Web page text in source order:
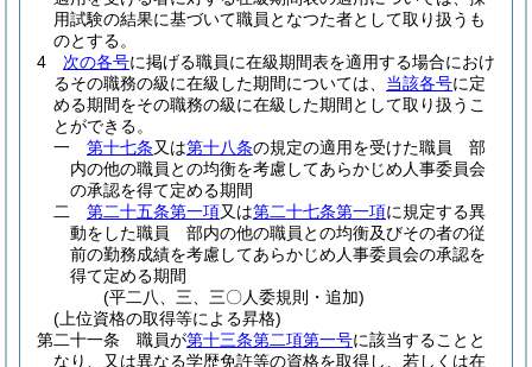
用試験の結果に基づいて職員となつた者として取り扱うも
のとする。
4
次の各号に掲げる職員に在級期間表を適用する場合におけ
るその職務の級に在級した期間については、 当該各号に定
める期間をその職務の級に在級した期間として取り扱うこ
とができる。
一
第十七条又は第十八条の規定の適用を受けた職員 部
内の他の職員との均衡を考慮してあらかじめ人事委員会
の承認を得て定める期間
二
第二十五条第一項又は第二十七条第一項に規定する異
動をした職員 部内の他の職員との均衡及びその者の従
前の勤務成績を考慮してあらかじめ人事委員会の承認を
得て定める期間
(平二八、三、三〇人委規則・追加)
(上位資格の取得等による昇格)
第二十一条
職員が第十三条第二項第一号に該当することと
なり、又は異なる学歴免許等の資格を取得し、若しくは在